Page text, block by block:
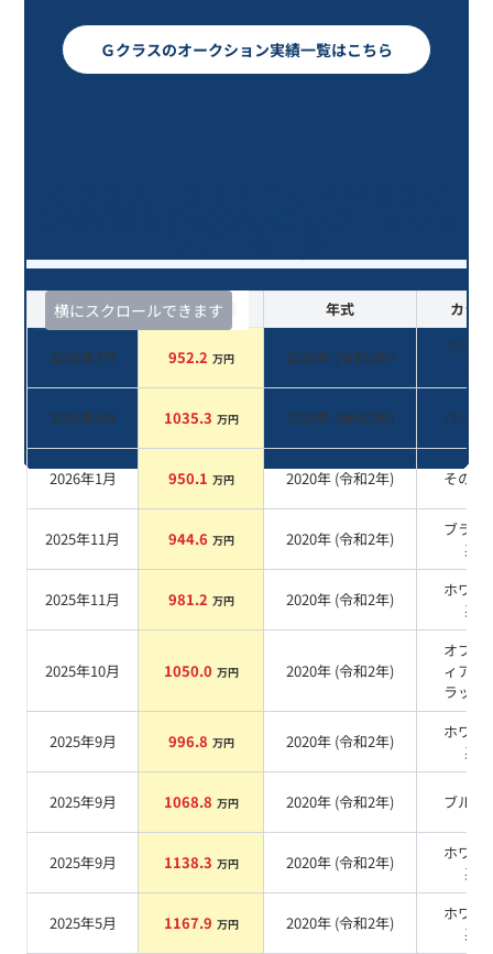
Ｇクラスのオークション実績一覧はこちら
横にスクロールできます
査定時期 セルカ実績 年式 カラー
2026年7月 952.2 万円 2020年 (令和2年)
ブラッ
系
2026年4月 1035.3 万円 2020年 (令和2年) パール
2026年1月 950.1 万円 2020年 (令和2年) その他
2025年11月 944.6 万円 2020年 (令和2年)
ブラッ
系
2025年11月 981.2 万円 2020年 (令和2年)
ホワイ
系
2025年10月 1050.0 万円 2020年 (令和2年)
オブシ
ィアン
ラック
2025年9月 996.8 万円 2020年 (令和2年)
ホワイ
系
2025年9月 1068.8 万円 2020年 (令和2年) ブルー
2025年9月 1138.3 万円 2020年 (令和2年)
ホワイ
系
2025年5月 1167.9 万円 2020年 (令和2年)
ホワイ
系